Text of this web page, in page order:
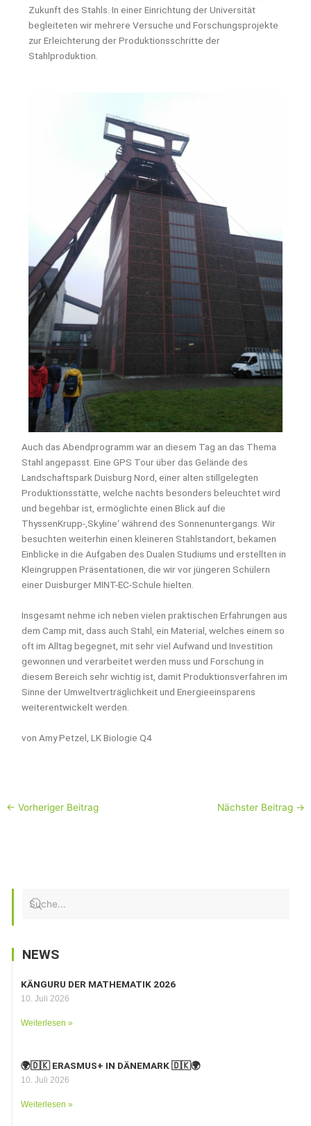
Zukunft des Stahls. In einer Einrichtung der Universität
begleiteten wir mehrere Versuche und Forschungsprojekte
zur Erleichterung der Produktionsschritte der
Stahlproduktion.
Auch das Abendprogramm war an diesem Tag an das Thema
Stahl angepasst. Eine GPS Tour über das Gelände des
Landschaftspark Duisburg Nord, einer alten stillgelegten
Produktionsstätte, welche nachts besonders beleuchtet wird
und begehbar ist, ermöglichte einen Blick auf die
ThyssenKrupp-‚Skyline‘ während des Sonnenuntergangs. Wir
besuchten weiterhin einen kleineren Stahlstandort, bekamen
Einblicke in die Aufgaben des Dualen Studiums und erstellten in
Kleingruppen Präsentationen, die wir vor jüngeren Schülern
einer Duisburger MINT-EC-Schule hielten.
Insgesamt nehme ich neben vielen praktischen Erfahrungen aus
dem Camp mit, dass auch Stahl, ein Material, welches einem so
oft im Alltag begegnet, mit sehr viel Aufwand und Investition
gewonnen und verarbeitet werden muss und Forschung in
diesem Bereich sehr wichtig ist, damit Produktionsverfahren im
Sinne der Umweltverträglichkeit und Energieeinsparens
weiterentwickelt werden.
von Amy Petzel, LK Biologie Q4
← Vorheriger Beitrag Nächster Beitrag →
NEWS
KÄNGURU DER MATHEMATIK 2026
10. Juli 2026
Weiterlesen »
🌍🇩🇰 ERASMUS+ IN DÄNEMARK 🇩🇰🌍
10. Juli 2026
Weiterlesen »